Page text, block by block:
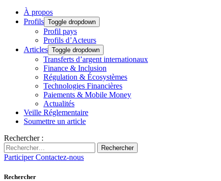
À propos
Profils Toggle dropdown
Profil pays
Profils d’Acteurs
Articles Toggle dropdown
Transferts d’argent internationaux
Finance & Inclusion
Régulation & Écosystèmes
Technologies Financières
Paiements & Mobile Money
Actualités
Veille Réglementaire
Soumettre un article
Rechercher :
Rechercher
ParticiperContactez-nous
Rechercher